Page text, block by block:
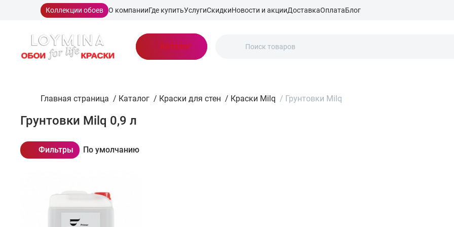
Коллекции обоев О компанииГде купитьУслугиСкидкиНовости и акцииДоставкаОплатаБлог
Каталог
Главная страница / Каталог / Краски для стен / Краски Milq / Грунтовки Milq
Грунтовки Milq 0,9 л
Фильтры По умолчанию